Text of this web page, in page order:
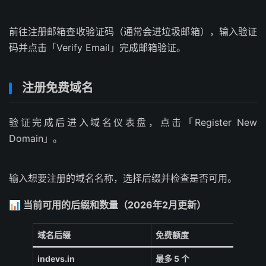
前往注册邮箱查收验证码（通常会进垃圾邮箱），输入验证
码并点击「Verify Email」完成邮箱验证。
注册免费域名
验证完成后进入域名仪表盘，点击「Register New
Domain」。
输入想要注册的域名名称，选择后缀并检查是否可用。
📊 当前可用的后缀和数量（2026年2月更新）
域名后缀 免费额度
indevs.in 最多 5 个